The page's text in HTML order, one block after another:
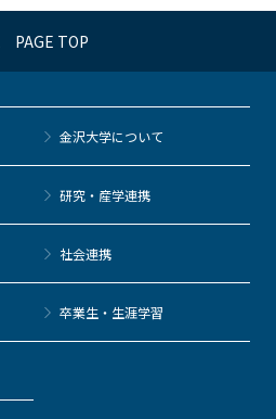
e
PAGE TOP
金沢大学について
研究・産学連携
社会連携
卒業生・生涯学習